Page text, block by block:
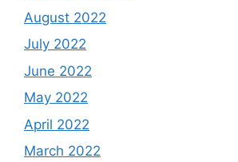
August 2022
July 2022
June 2022
May 2022
April 2022
March 2022